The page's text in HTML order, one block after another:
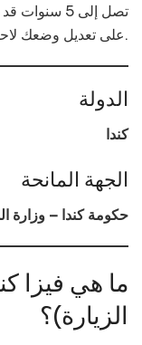
تصل إلى 5
على تعديل وضعك لاحقًا.
الدولة
كندا
الجهة المانحة
حكومة كندا – وزارة
ما هي فيزا
الزيارة)؟